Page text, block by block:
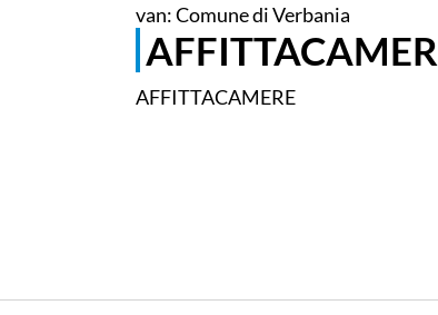
van: Comune di Verbania
AFFITTACAMERE